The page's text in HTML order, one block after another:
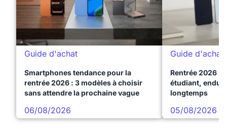
Guide d'achat
Smartphones tendance pour la
rentrée 2026 : 3 modèles à choisir
sans attendre la prochaine vague
06/08/2026
Guide d'achat
Rentrée 2026 :
étudiant,
longtemps
05/08/2026